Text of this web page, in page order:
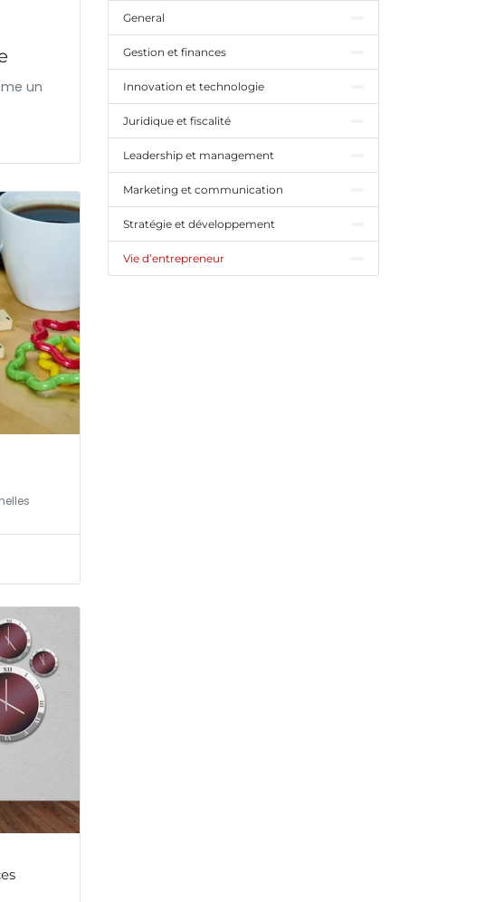
un
General
Gestion et finances
Innovation et technologie
Juridique et fiscalité
Leadership et management
Marketing et communication
Stratégie et développement
Vie d’entrepreneur